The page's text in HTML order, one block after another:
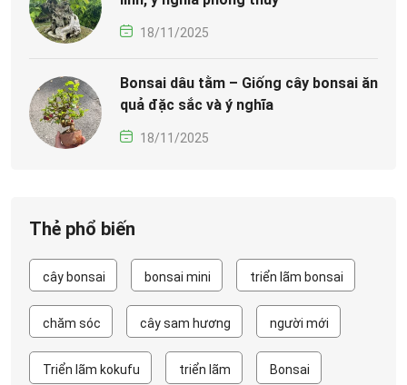
18/11/2025
Bonsai dâu tằm – Giống cây bonsai ăn
quả đặc sắc và ý nghĩa
18/11/2025
Thẻ phổ biến
cây bonsai bonsai mini triển lãm bonsai
chăm sóc cây sam hương người mới
Triển lãm kokufu triển lãm Bonsai